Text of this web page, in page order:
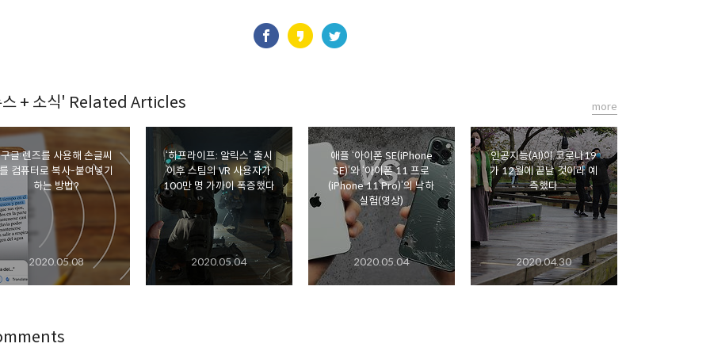
+ 소식' Related Articles
구글 렌즈를 사용해 손글씨
를 컴퓨터로 복사-붙여넣기
하는 방법?
2020.05.08
‘하프라이프: 알릭스’ 출시
이후 스팀의 VR 사용자가
100만 명 가까이 폭증했다
2020.05.04
애플 ‘아이폰 SE(iPhone
SE)’와 ‘아이폰 11 프로
(iPhone 11 Pro)’의 낙하
실험(영상)
2020.05.04
인공지능(AI)이 코로나19
가 12월에 끝날 것이라 예
측했다
2020.04.30
more